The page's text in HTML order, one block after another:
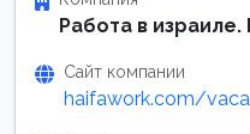
Работа в
Сайт компании
haifawork.com/